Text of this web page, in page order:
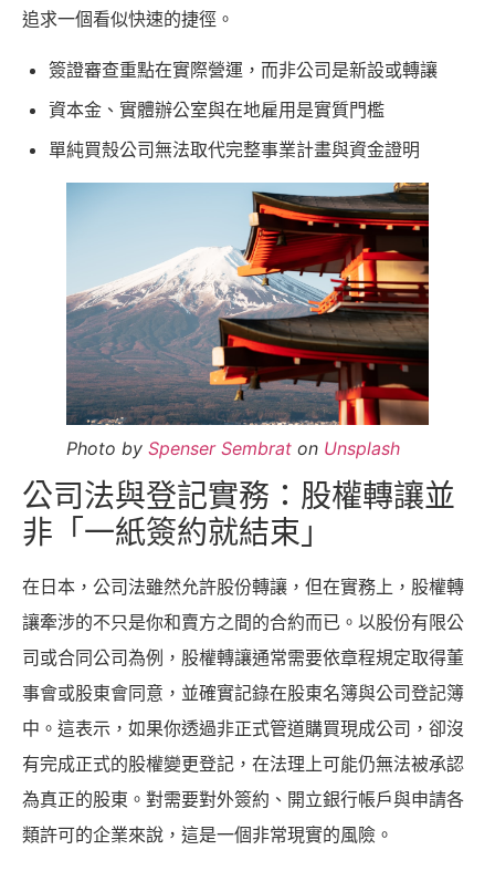
追求一個看似快速的捷徑。
簽證審查重點在實際營運，而非公司是新設或轉讓
資本金、實體辦公室與在地雇用是實質門檻
單純買殼公司無法取代完整事業計畫與資金證明
Photo by Spenser Sembrat on Unsplash
公司法與登記實務：股權轉讓並
非「一紙簽約就結束」
在日本，公司法雖然允許股份轉讓，但在實務上，股權轉
讓牽涉的不只是你和賣方之間的合約而已。以股份有限公
司或合同公司為例，股權轉讓通常需要依章程規定取得董
事會或股東會同意，並確實記錄在股東名簿與公司登記簿
中。這表示，如果你透過非正式管道購買現成公司，卻沒
有完成正式的股權變更登記，在法理上可能仍無法被承認
為真正的股東。對需要對外簽約、開立銀行帳戶與申請各
類許可的企業來說，這是一個非常現實的風險。